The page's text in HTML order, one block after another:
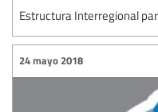
Estructura Interregional
24 mayo 2018